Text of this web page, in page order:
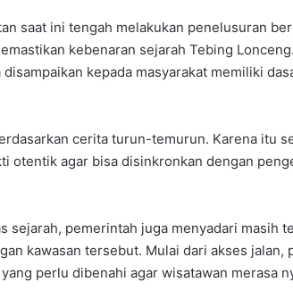
saat ini tengah melakukan penelusuran
kebenaran sejarah Tebing
kepada masyarakat memiliki
cerita turun-temurun. Karena itu
otentik agar bisa disinkronkan dengan
sejarah, pemerintah juga menyadari masih
kawasan tersebut. Mulai dari akses jalan,
perlu dibenahi agar wisatawan merasa